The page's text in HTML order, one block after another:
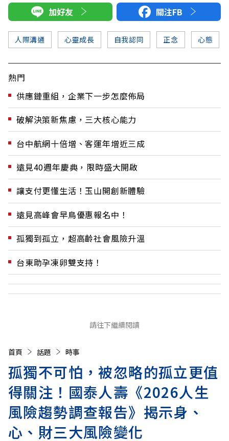
加好友 關注FB
人際溝通 心靈成長 自我認同 正念 心態
熱門
供應鏈重組，企業下一步怎麼佈局
破解決策新焦慮，三大核心能力
台中航網十倍增、客運年增近三成
遠見40週年慶典，限時盛大開啟
讓支付更懂生活！玉山開創新體驗
遠見高峰會早鳥優惠報名中！
孤獨到孤立，超高齡社會風險升溫
台東助孕凍卵雙支持！
請往下繼續閱讀
首頁 話題 時事
孤獨不可怕，被忽略的孤立更值
得關注！國泰人壽《2026人生
風險趨勢調查報告》揭示身、
心、財三大風險變化